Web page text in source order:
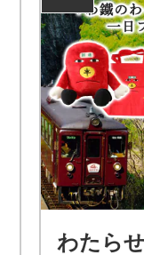
わたら